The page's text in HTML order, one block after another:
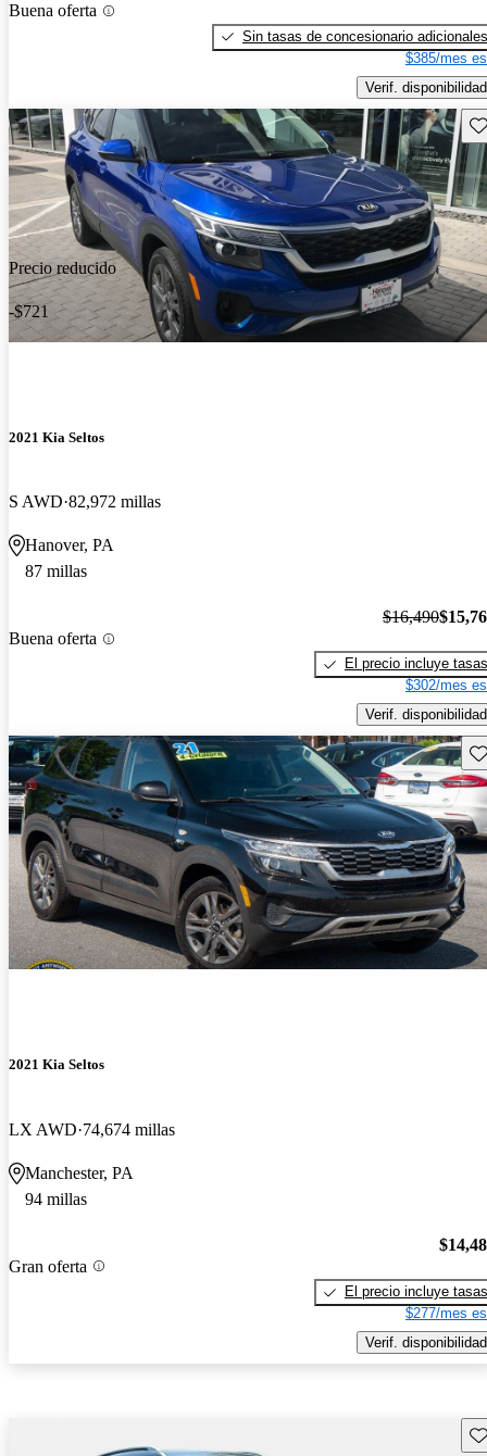
Buena oferta
Sin tasas de concesionario adicionales
$385/mes
Verif. disponibilidad
Precio reducido
-$721
2021 Kia Seltos
S AWD 82,972 millas
Hanover, PA
87 millas
Buena oferta
$16,490
El precio incluye tasas
$302/mes
Verif. disponibilidad
2021 Kia Seltos
LX AWD 74,674 millas
Manchester, PA
94 millas
Gran oferta
El precio incluye tasas
$277/mes
Verif. disponibilidad